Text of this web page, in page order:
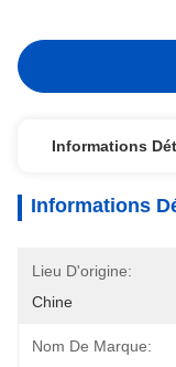
Informations
Informations
Lieu D'origine:
Chine
Nom De Marque: